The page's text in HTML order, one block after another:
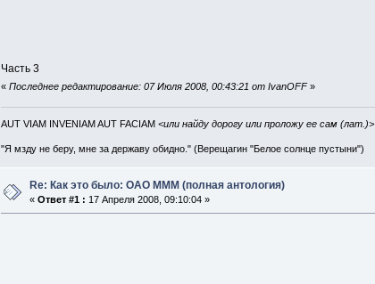
Часть 3
« Последнее редактирование: 07 Июля 2008, 00:43:21 от IvanOFF»
AUT VIAM INVENIAM AUT FACIAM <или найду дорогу или проложу ее сам (лат.)>
"Я мзду не беру, мне за державу обидно." (Верещагин "Белое солнце пустыни")
Re: Как это было: ОАО МММ (полная антология)
«Ответ #1 : 17 Апреля 2008, 09:10:04 »